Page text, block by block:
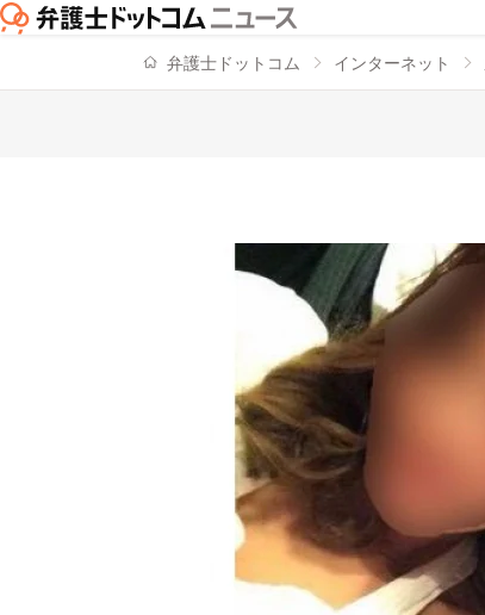
弁護士ドットコム インターネット